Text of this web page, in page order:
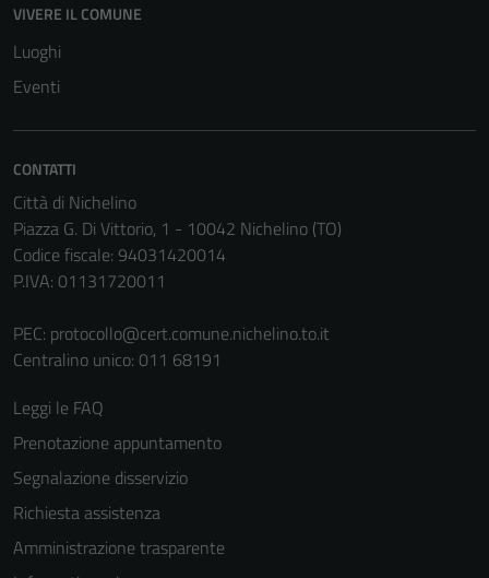
VIVERE IL COMUNE
Luoghi
Eventi
CONTATTI
Città di Nichelino
Piazza G. Di Vittorio, 1 - 10042 Nichelino (TO)
Codice fiscale: 94031420014
P.IVA: 01131720011
PEC: protocollo@cert.comune.nichelino.to.it
Centralino unico: 011 68191
Leggi le FAQ
Prenotazione appuntamento
Segnalazione disservizio
Richiesta assistenza
Amministrazione trasparente
personali.